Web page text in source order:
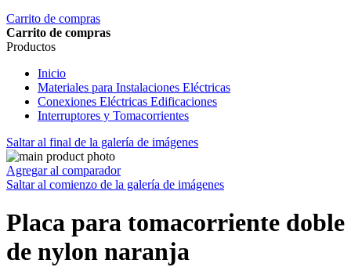
Carrito de compras
Carrito de compras
Productos
Inicio
Materiales para Instalaciones Eléctricas
Conexiones Eléctricas Edificaciones
Interruptores y Tomacorrientes
Saltar al final de la galería de imágenes
Agregar al comparador
Saltar al comienzo de la galería de imágenes
Placa para tomacorriente doble
de nylon naranja